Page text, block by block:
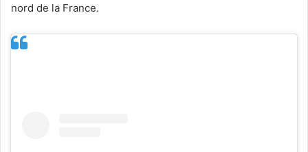
nord de la France.